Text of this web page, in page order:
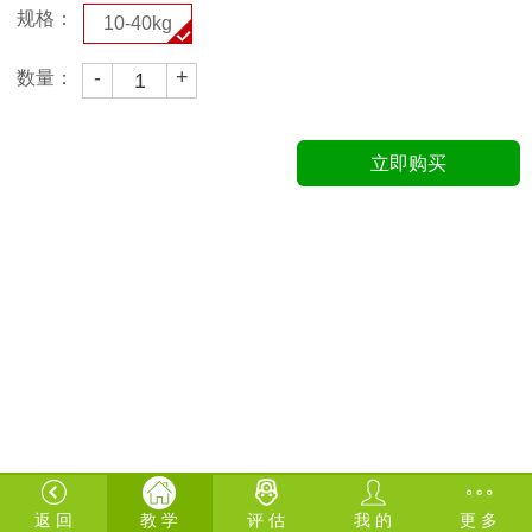
规格： 10-40kg
数量： - +
立即购买
返 回 教 学 评 估 我 的 更 多